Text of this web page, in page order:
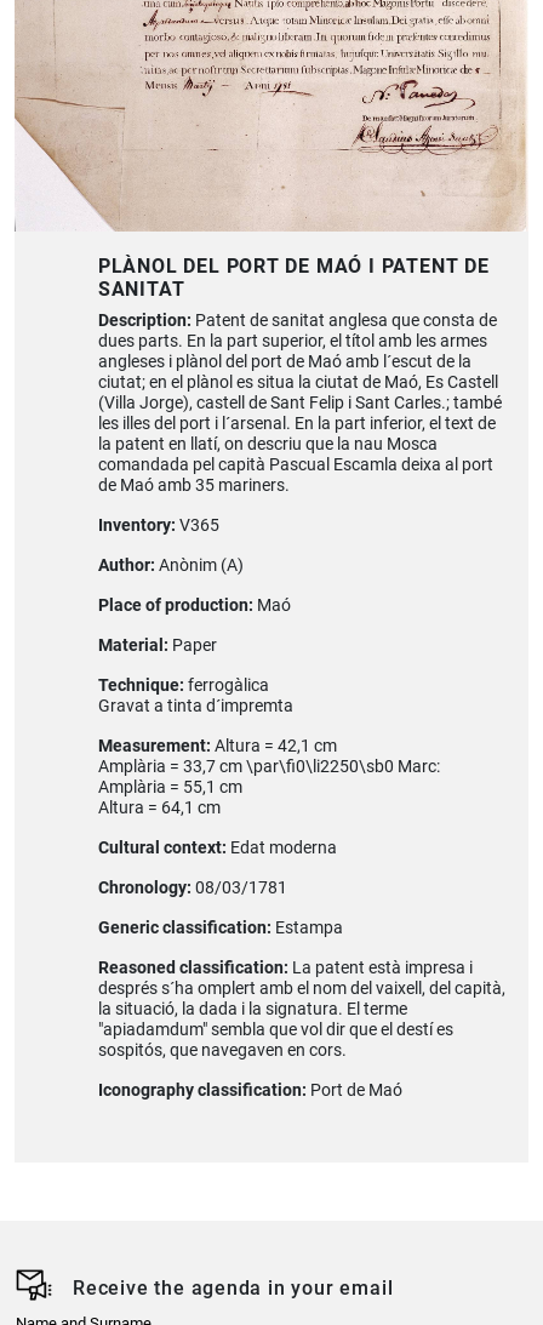
PLÀNOL DEL PORT DE MAÓ I PATENT DE
SANITAT
Description: Patent de sanitat anglesa que consta de
dues parts. En la part superior, el títol amb les armes
angleses i plànol del port de Maó amb l´escut de la
ciutat; en el plànol es situa la ciutat de Maó, Es Castell
(Villa Jorge), castell de Sant Felip i Sant Carles.; també
les illes del port i l´arsenal. En la part inferior, el text de
la patent en llatí, on descriu que la nau Mosca
comandada pel capità Pascual Escamla deixa al port
de Maó amb 35 mariners.
Inventory: V365
Author: Anònim (A)
Place of production: Maó
Material: Paper
Technique: ferrogàlica
Gravat a tinta d´impremta
Measurement: Altura = 42,1 cm
Amplària = 33,7 cm \par\fi0\li2250\sb0 Marc:
Amplària = 55,1 cm
Altura = 64,1 cm
Cultural context: Edat moderna
Chronology: 08/03/1781
Generic classification: Estampa
Reasoned classification: La patent està impresa i
després s´ha omplert amb el nom del vaixell, del capità,
la situació, la dada i la signatura. El terme
"apiadamdum" sembla que vol dir que el destí es
sospitós, que navegaven en cors.
Iconography classification: Port de Maó
Receive the agenda in your email